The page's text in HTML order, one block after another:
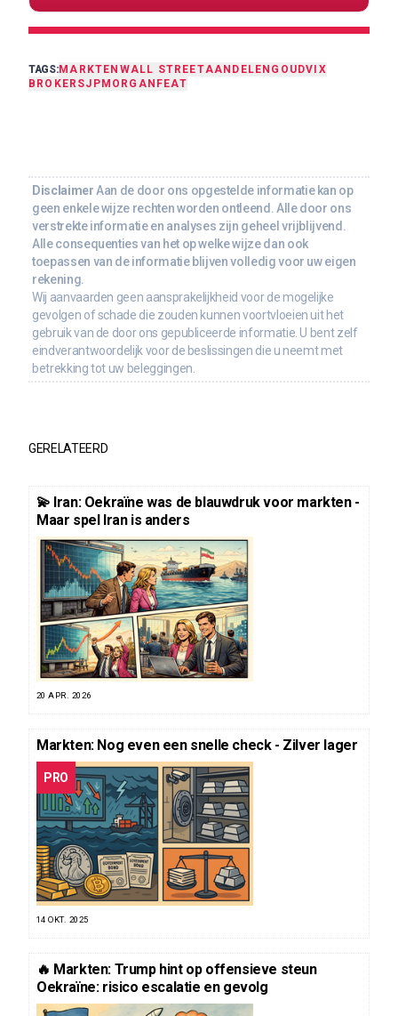
TAGS:MARKTEN WALL STREETAANDELEN GOUDVIX
BROKERSJPMORGAN FEAT
Disclaimer Aan de door ons opgestelde informatie kan op
geen enkele wijze rechten worden ontleend. Alle door ons
verstrekte informatie en analyses zijn geheel vrijblijvend.
Alle consequenties van het op welke wijze dan ook
toepassen van de informatie blijven volledig voor uw eigen
rekening.
Wij aanvaarden geen aansprakelijkheid voor de mogelijke
gevolgen of schade die zouden kunnen voortvloeien uit het
gebruik van de door ons gepubliceerde informatie. U bent zelf
eindverantwoordelijk voor de beslissingen die u neemt met
betrekking tot uw beleggingen.
GERELATEERD
💫 Iran: Oekraïne was de blauwdruk voor markten -
Maar spel Iran is anders
20 APR. 2026
Markten: Nog even een snelle check - Zilver lager
PRO
14 OKT. 2025
🔥 Markten: Trump hint op offensieve steun
Oekraïne: risico escalatie en gevolg